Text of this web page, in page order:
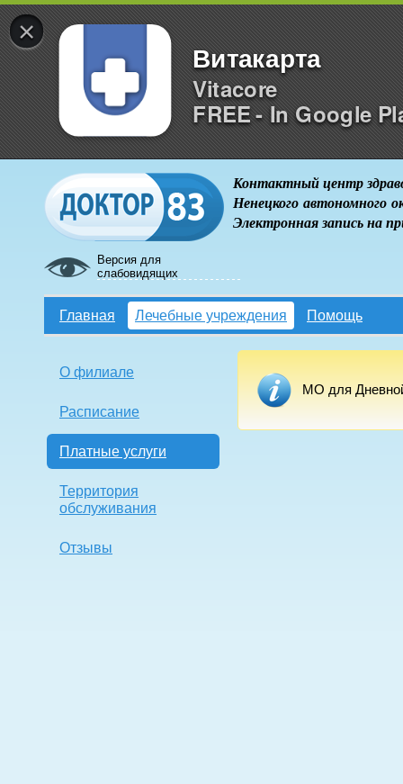
×
Витакарта
Vitacore
FREE - In Google
Версия для
слабовидящих
Контактный центр
Ненецкого автономного
Электронная запись на
Главная Лечебные учреждения Помощь
О филиале
Расписание
Платные услуги
Территория
обслуживания
Отзывы
МО для